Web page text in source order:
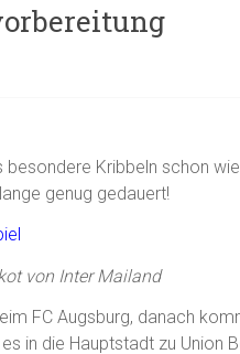
Kribbeln schon
genug gedauert!
von Inter Mailand
FC Augsburg, danach
in die Hauptstadt zu Union